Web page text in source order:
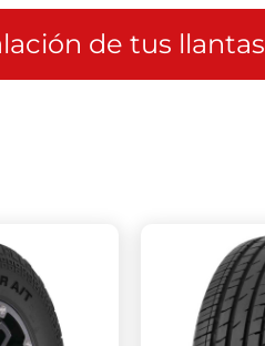
de tus llantas